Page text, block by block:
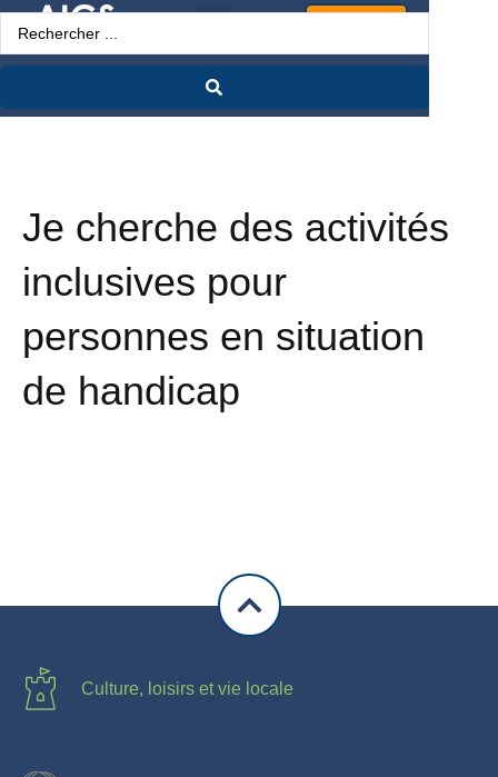
Je cherche des activités
inclusives pour
personnes en situation
de handicap
Culture, loisirs et vie locale